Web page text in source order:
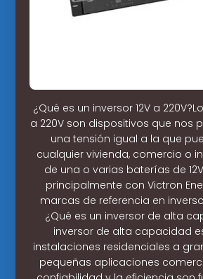
¿Qué es un inversor 12V a
a 220V son dispositivos que nos
una tensión igual a la que
cualquier vivienda, comercio o
de una o varias baterías de
principalmente con Victron
marcas de referencia en
¿Qué es un inversor de alta
inversor de alta capacidad
instalaciones residenciales a
pequeñas aplicaciones